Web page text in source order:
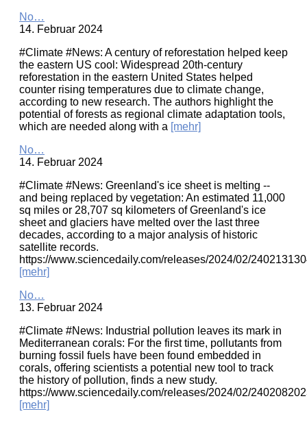
No…
14. Februar 2024
#Climate #News: A century of reforestation helped keep
the eastern US cool: Widespread 20th-century
reforestation in the eastern United States helped
counter rising temperatures due to climate change,
according to new research. The authors highlight the
potential of forests as regional climate adaptation tools,
which are needed along with a [mehr]
No…
14. Februar 2024
#Climate #News: Greenland's ice sheet is melting --
and being replaced by vegetation: An estimated 11,000
sq miles or 28,707 sq kilometers of Greenland's ice
sheet and glaciers have melted over the last three
decades, according to a major analysis of historic
satellite records.
https://www.sciencedaily.com/releases/2024/02/
[mehr]
No…
13. Februar 2024
#Climate #News: Industrial pollution leaves its mark in
Mediterranean corals: For the first time, pollutants from
burning fossil fuels have been found embedded in
corals, offering scientists a potential new tool to track
the history of pollution, finds a new study.
https://www.sciencedaily.com/releases/2024/02/
[mehr]